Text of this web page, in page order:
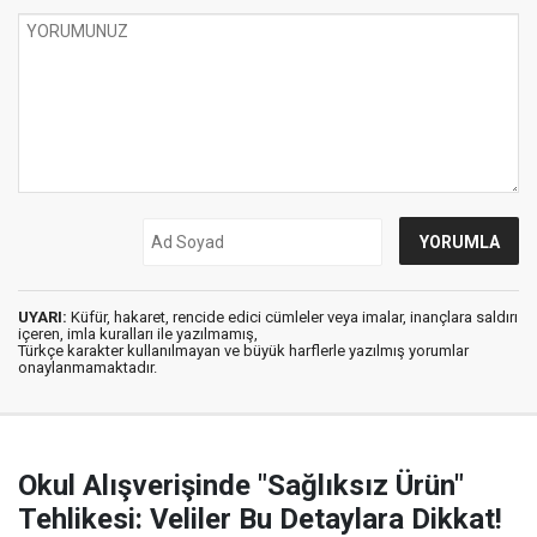
UYARI: Küfür, hakaret, rencide edici cümleler veya imalar, inançlara saldırı
içeren, imla kuralları ile yazılmamış,
Türkçe karakter kullanılmayan ve büyük harflerle yazılmış yorumlar
onaylanmamaktadır.
Okul Alışverişinde "Sağlıksız Ürün"
Tehlikesi: Veliler Bu Detaylara Dikkat!